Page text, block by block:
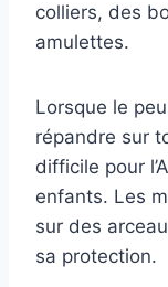
colliers, des
amulettes.
Lorsque le
répandre sur
difficile pour
enfants. Les
sur des
sa protection.